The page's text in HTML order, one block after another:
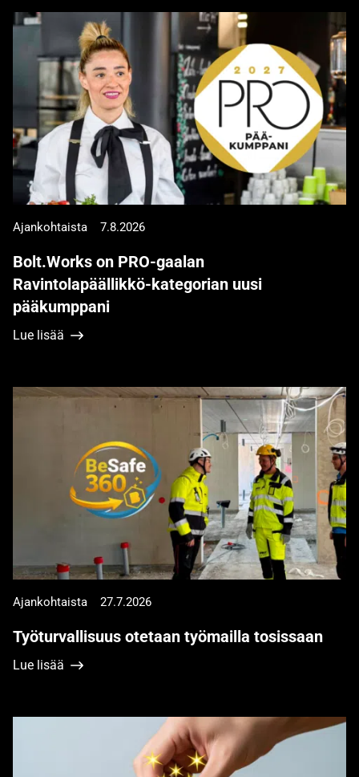
Ajankohtaista 7.8.2026
Bolt.Works on PRO-gaalan
Ravintolapäällikkö-kategorian uusi
pääkumppani
Lue lisää
Ajankohtaista 27.7.2026
Työturvallisuus otetaan työmailla tosissaan
Lue lisää